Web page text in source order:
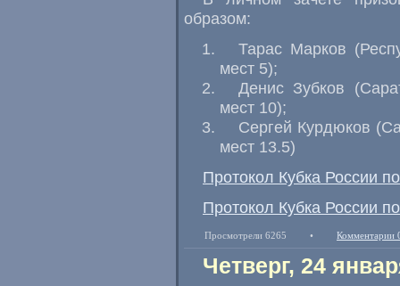
образом:
Тарас Марков (
мест 5);
Денис Зубков
(
мест 10);
Сергей Курдюков (
мест 13.5)
Протокол Кубка России
Протокол Кубка России
Просмотрели 6265 • Комментарии
Четверг, 24